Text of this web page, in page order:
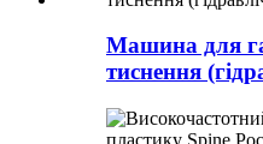
Машина для
тиснення